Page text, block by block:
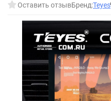
Оставить отзывБренд:Teyes